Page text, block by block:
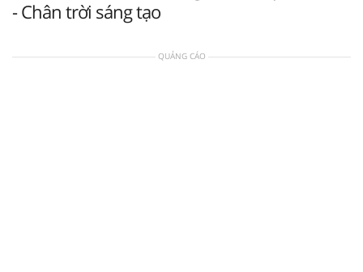
- Chân trời sáng tạo
QUẢNG CÁO